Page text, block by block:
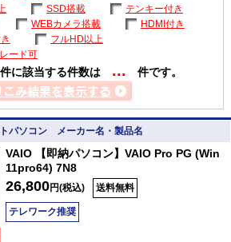
SSD搭載
テンキー付き
WEBカメラ搭載
HDMI付き
フルHD以上
ード可
に該当する件数は ... 件です。
パソコン メーカー名・製品名
VAIO 【即納パソコン】VAIO Pro PG (Win
11pro64) 7N8
26,800円(税込) 送料無料
テレワーク推奨